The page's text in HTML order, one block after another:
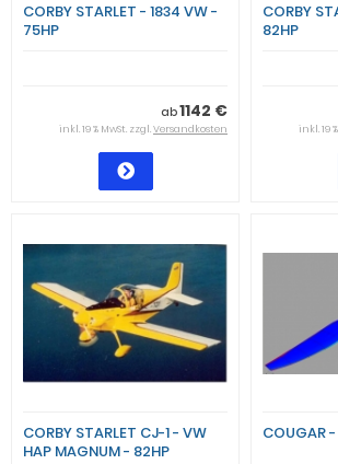
CORBY STARLET - 1834 VW -
75HP
ab1142 €
inkl. 19 % MwSt. zzgl.Versandkosten
CORBY
82HP
inkl. 19
CORBY STARLET CJ-1 - VW
HAP MAGNUM - 82HP
COUGAR